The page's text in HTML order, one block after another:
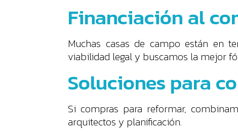
Financiación al
Muchas casas de campo están en
viabilidad legal y buscamos la mejor
Soluciones para
Si compras para reformar,
arquitectos y planificación.